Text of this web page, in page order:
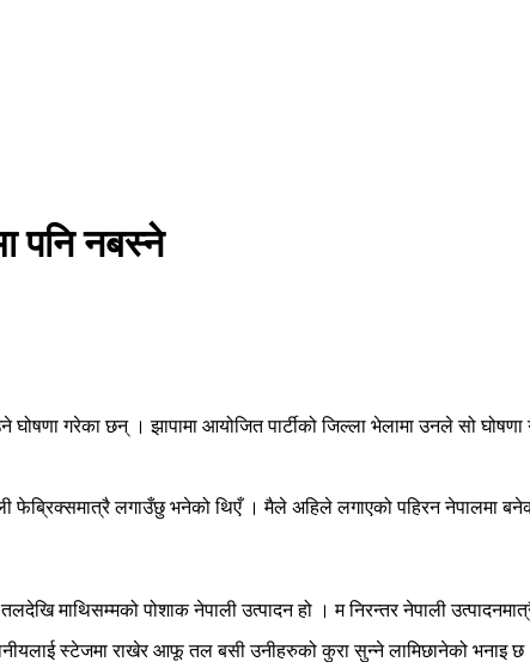
पनि नबस्ने
घोषणा गरेका छन् । झापामा आयोजित पार्टीको जिल्ला भेलामा उनले सो
फेब्रिक्समात्रै लगाउँछु भनेको थिएँ । मैले अहिले लगाएको पहिरन नेपालमा
माथिसम्मको पोशाक नेपाली उत्पादन हो । म निरन्तर नेपाली
स्टेजमा राखेर आफू तल बसी उनीहरुको कुरा सुन्ने लामिछानेको भनाइ छ